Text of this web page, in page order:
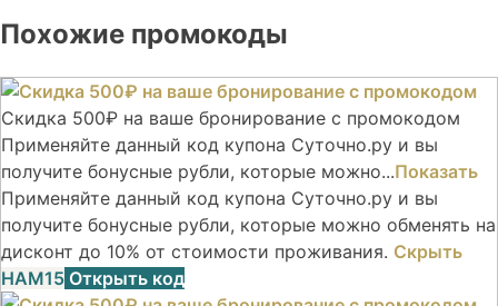
Похожие промокоды
Скидка 500₽ на ваше бронирование с промокодом
Применяйте данный код купона Суточно.ру и вы
получите бонусные рубли, которые можно...Показать
Применяйте данный код купона Суточно.ру и вы
получите бонусные рубли, которые можно обменять на
дисконт до 10% от стоимости проживания. Скрыть
НАМ15 Открыть код